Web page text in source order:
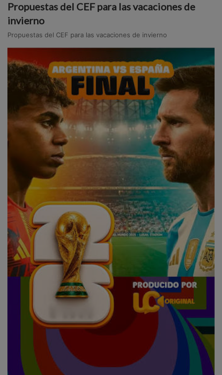
Propuestas del CEF para las vacaciones de
invierno
Propuestas del CEF para las vacaciones de invierno